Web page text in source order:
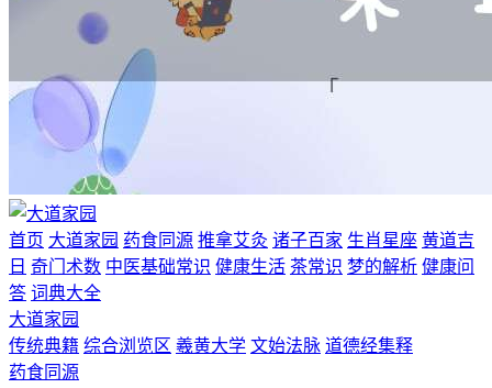
首页 大道家园 药食同源 推拿艾灸 诸子百家 生肖星座 黄道吉
日 奇门术数 中医基础常识 健康生活 茶常识 梦的解析 健康问
答 词典大全
大道家园
传统典籍 综合浏览区 羲黄大学 文始法脉 道德经集释
药食同源